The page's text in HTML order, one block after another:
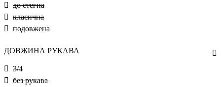
до стегна
класична
подовжена
ДОВЖИНА РУКАВА
3/4
без рукава